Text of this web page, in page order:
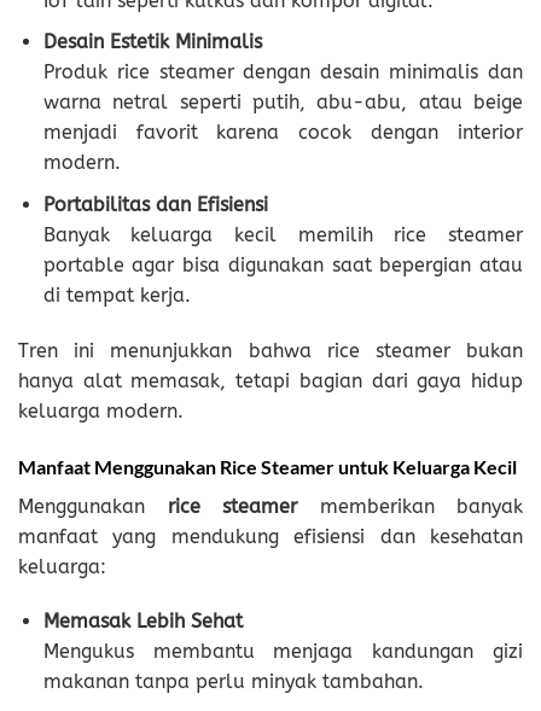
Desain Estetik Minimalis
Produk rice steamer dengan desain minimalis dan
warna netral seperti putih, abu-abu, atau beige
menjadi favorit karena cocok dengan interior
modern.
Portabilitas dan Efisiensi
Banyak keluarga kecil memilih rice steamer
portable agar bisa digunakan saat bepergian atau
di tempat kerja.
Tren ini menunjukkan bahwa rice steamer bukan
hanya alat memasak, tetapi bagian dari gaya hidup
keluarga modern.
Manfaat Menggunakan Rice Steamer untuk Keluarga Kecil
Menggunakan rice steamermemberikan banyak
manfaat yang mendukung efisiensi dan kesehatan
keluarga:
Memasak Lebih Sehat
Mengukus membantu menjaga kandungan gizi
makanan tanpa perlu minyak tambahan.